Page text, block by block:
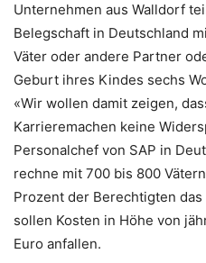
Unternehmen aus Walldorf
Belegschaft in Deutschland
Väter oder andere Partner
Geburt ihres Kindes sechs
«Wir wollen damit zeigen,
Karrieremachen keine
Personalchef von SAP in
rechne mit 700 bis 800
Prozent der Berechtigten
sollen Kosten in Höhe von
Euro anfallen.